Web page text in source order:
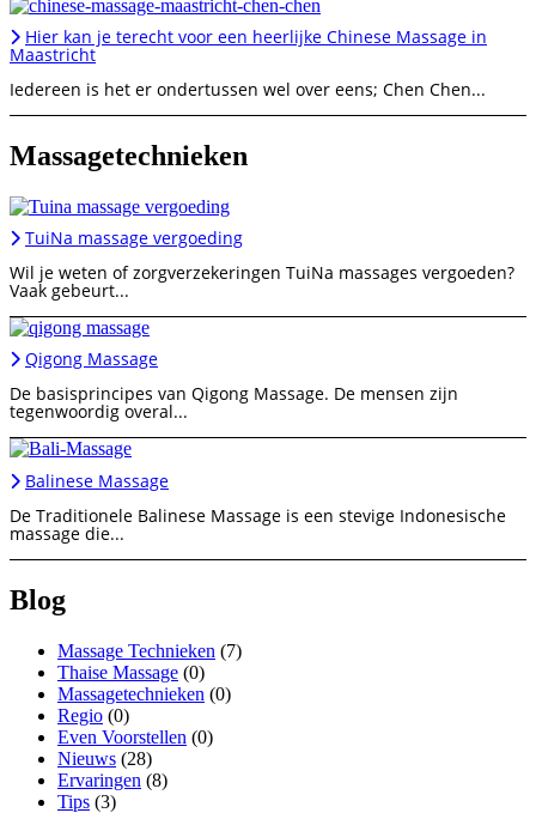
Hier kan je terecht voor een heerlijke Chinese Massage in
Maastricht
Iedereen is het er ondertussen wel over eens; Chen Chen...
Massagetechnieken
TuiNa massage vergoeding
Wil je weten of zorgverzekeringen TuiNa massages vergoeden?
Vaak gebeurt...
Qigong Massage
De basisprincipes van Qigong Massage. De mensen zijn
tegenwoordig overal...
Balinese Massage
De Traditionele Balinese Massage is een stevige Indonesische
massage die...
Blog
Massage Technieken (7)
Thaise Massage (0)
Massagetechnieken (0)
Regio (0)
Even Voorstellen (0)
Nieuws (28)
Ervaringen (8)
Tips (3)